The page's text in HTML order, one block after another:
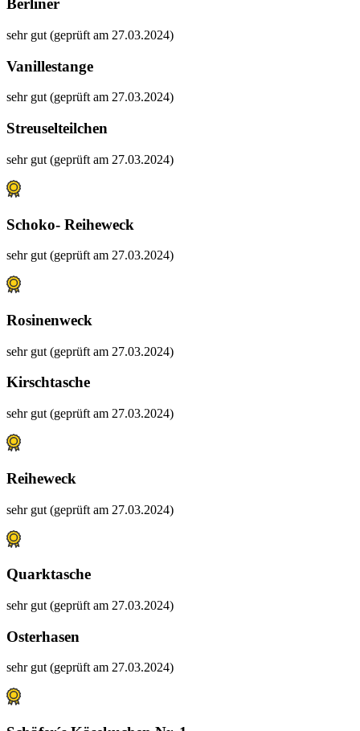
Berliner
sehr gut (geprüft am 27.03.2024)
Vanillestange
sehr gut (geprüft am 27.03.2024)
Streuselteilchen
sehr gut (geprüft am 27.03.2024)
Schoko- Reiheweck
sehr gut (geprüft am 27.03.2024)
Rosinenweck
sehr gut (geprüft am 27.03.2024)
Kirschtasche
sehr gut (geprüft am 27.03.2024)
Reiheweck
sehr gut (geprüft am 27.03.2024)
Quarktasche
sehr gut (geprüft am 27.03.2024)
Osterhasen
sehr gut (geprüft am 27.03.2024)